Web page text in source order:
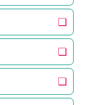
❏
❏
❏